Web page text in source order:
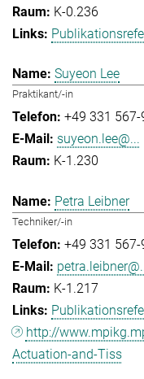
K-0.236
Suyeon Lee
Praktikant/-in
+49 331 567-
suyeon.lee@...
K-1.230
Petra Leibner
Techniker/-in
+49 331
K-1.217
http://
Actuation-and-Tiss